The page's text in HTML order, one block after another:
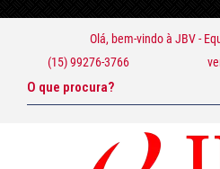
Olá, bem-vindo à JBV -
(15) 99276-3766